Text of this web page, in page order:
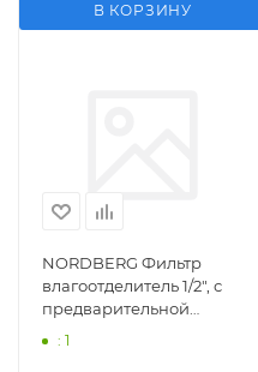
В КОРЗИНУ
NORDBERG Фильтр
влагоотделитель 1/2", с
предварительной
фильтрацией
: 1